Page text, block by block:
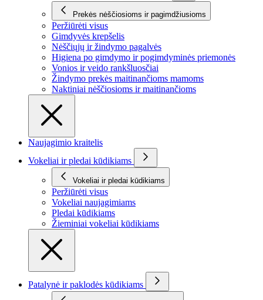
Prekės nėščiosioms ir pagimdžiusioms
Peržiūrėti visus
Gimdyvės krepšelis
Nėščiųjų ir žindymo pagalvės
Higiena po gimdymo ir pogimdyminės priemonės
Vonios ir veido rankšluosčiai
Žindymo prekės maitinančioms mamoms
Naktiniai nėščiosioms ir maitinančioms
Naujagimio kraitelis
Vokeliai ir pledai kūdikiams
Vokeliai ir pledai kūdikiams
Peržiūrėti visus
Vokeliai naujagimiams
Pledai kūdikiams
Žieminiai vokeliai kūdikiams
Patalynė ir paklodės kūdikiams